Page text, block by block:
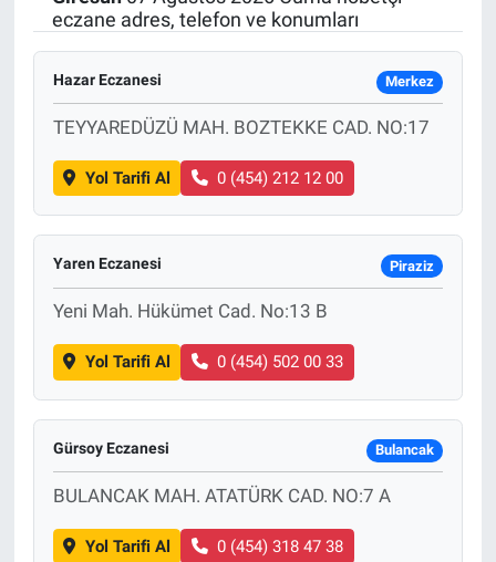
eczane adres, telefon ve konumları
Hazar Eczanesi Merkez
TEYYAREDÜZÜ MAH. BOZTEKKE CAD. NO:17
Yol Tarifi Al 0 (454) 212 12 00
Yaren Eczanesi Piraziz
Yeni Mah. Hükümet Cad. No:13 B
Yol Tarifi Al 0 (454) 502 00 33
Gürsoy Eczanesi Bulancak
BULANCAK MAH. ATATÜRK CAD. NO:7 A
Yol Tarifi Al 0 (454) 318 47 38
ÖZEL HABER
Keşfet
ASTROLOJİ
MANŞET
İLAN
Bize ulaşın